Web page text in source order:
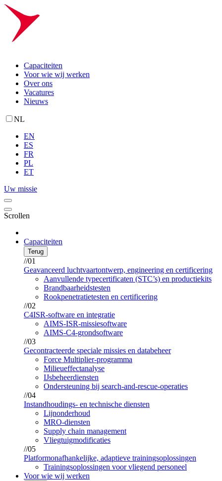
Capaciteiten
Voor wie wij werken
Over ons
Vacatures
Nieuws
NL
EN
ES
FR
PL
ET
Uw missie
Scrollen
Capaciteiten
Terug
//01
Geavanceerd luchtvaartontwerp, engineering en certificering
Aanvullende typecertificaten (STC’s) en productiekits
Brandbaarheidstesten
Rookpenetratietesten en certificering
//02
C4ISR-software en integratie
AIMS-ISR-missiesoftware
AIMS-C4-grondsoftware
//03
Gecontracteerde speciale missies en databeheer
Force Multiplier-programma
Milieueffectanalyse
IJsbeheerdiensten
Ondersteuning bij search-and-rescue-operaties
//04
Instandhoudings- en technische diensten
Lijnonderhoud
MRO-diensten
Supply chain management
Vliegtuigmodificaties
//05
Platformonafhankelijke, adaptieve trainingsoplossingen
Trainingsoplossingen voor vliegend personeel
Voor wie wij werken